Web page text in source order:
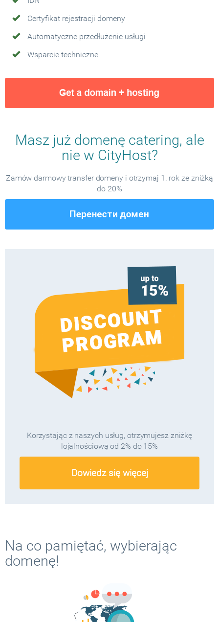
Certyfikat rejestracji domeny
Automatyczne przedłużenie usługi
Wsparcie techniczne
Masz już domenę catering, ale
nie w CityHost?
Zamów darmowy transfer domeny i otrzymaj 1. rok ze zniżką
do 20%
Korzystając z naszych usług, otrzymujesz zniżkę
lojalnościową od 2% do 15%
Dowiedz się więcej
Na co pamiętać, wybierając
domenę!